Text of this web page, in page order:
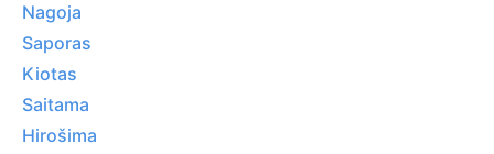
Nagoja
Saporas
Kiotas
Saitama
Hirošima